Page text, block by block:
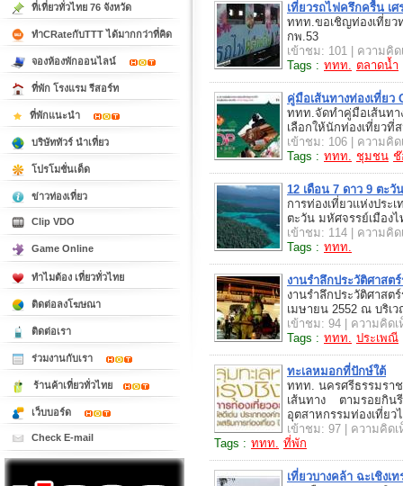
เที่ยวรถไฟครึกครื้น เ
ททท.ขอเชิญท่องเที่ย
กพ.53
เข้าชม: 101 | ความคิด
Tags : ททท. ตลาดน้ำ
คู่มือเส้นทางท่องเที่ยว
ททท.จัดทำคู่มือเส้นทา
เลือกให้นักท่องเที่ยวที่
เข้าชม: 106 | ความคิด
Tags : ททท. ชุมชน ช๊
12 เดือน 7 ดาว 9 ตะวัน
การท่องเที่ยวแห่งปร
ตะวัน มหัศจรรย์เมือง
เข้าชม: 114 | ความคิด
Tags : ททท.
งานรำลึกประวัติศาสต
งานรำลึกประวัติศา
เมษายน 2552 ณ บริเ
เข้าชม: 94 | ความคิด
Tags : ททท. ประเพณี
ทะเลหมอกที่ปักษ์ใต้
ททท. นครศรีธรรมรา
เส้นทาง ตามรอยกิน
อุตสาหกรรมท่องเที่ยวไ
เข้าชม: 97 | ความคิด
Tags : ททท. ที่พัก
เที่ยวบางคล้า ฉะเชิงเท
ที่เที่ยวทั่วไทย 76 จังหวัด
ทำCRateกับTTT ได้มากกว่าที่คิด
จองห้องพักออนไลน์
ที่พัก โรงแรม รีสอร์ท
ที่พักแนะนำ
บริษัททัวร์ นำเที่ยว
โปรโมชั่นเด็ด
ข่าวท่องเที่ยว
Clip VDO
Game Online
ทำไมต้อง เที่ยวทั่วไทย
ติดต่อลงโฆษณา
ติดต่อเรา
ร่วมงานกับเรา
ร้านค้าเที่ยวทั่วไทย
เว็บบอร์ด
Check E-mail